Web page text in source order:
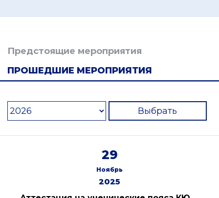
Предстоящие мероприятия
ПРОШЕДШИЕ МЕРОПРИЯТИЯ
Выбрать
29
Ноябрь
2025